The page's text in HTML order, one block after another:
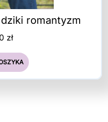
romantyzm
zł